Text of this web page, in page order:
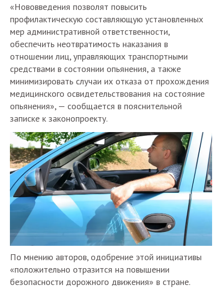
«Нововведения позволят повысить
профилактическую составляющую установленных
мер административной ответственности,
обеспечить неотвратимость наказания в
отношении лиц, управляющих транспортными
средствами в состоянии опьянения, а также
минимизировать случаи их отказа от прохождения
медицинского освидетельствования на состояние
опьянения», — сообщается в пояснительной
записке к законопроекту.
По мнению авторов, одобрение этой инициативы
«положительно отразится на повышении
безопасности дорожного движения» в стране.